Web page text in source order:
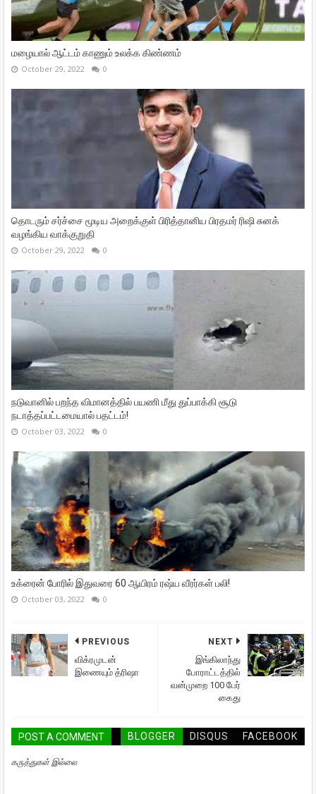
மழையால் ஆட்டம் காணும் உலக்க கிண்ணம்
October 29, 2022 0
தொடரும் சர்ச்சை மூடிய அறைக்குள் பிரித்தானிய பிரதமர் ரிஷி சுனக்
வழங்கிய வாக்குறுதி
October 29, 2022 0
நடுவானில் பறந்த விமானத்தில் பயணி மீது துப்பாக்கி சூடு
நடாத்தப்பட்டமையால் பதட்டம்!
October 03, 2022 0
உக்ரைன் போரில் இதுவரை 60 ஆயிரம் ரஷ்ய வீரர்கள் பலி!
October 03, 2022 0
NEXT
இங்கிலாந்து
போராட்டத்தில்
வன்முறை 100 பேர்
கைது
PREVIOUS
விக்ரமுடன்
இணையும் த்ரிஷா
POST A COMMENT BLOGGER DISQUS FACEBOOK
கருத்துகள் இல்லை